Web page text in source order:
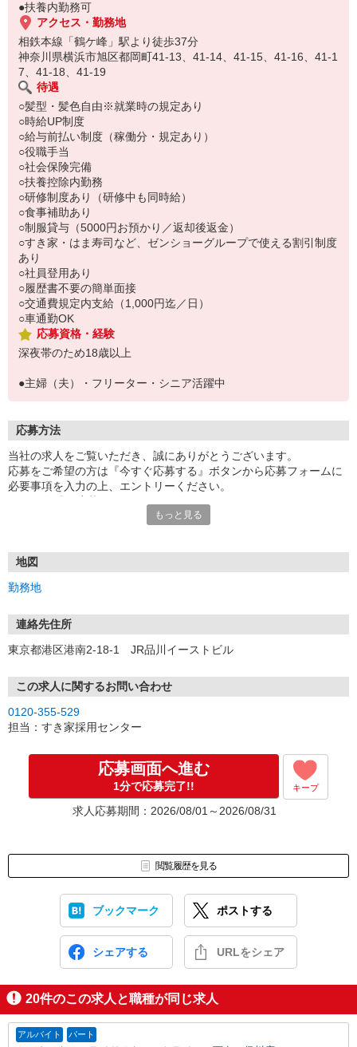
●扶養内勤務可
アクセス・勤務地
相鉄本線「鶴ケ峰」駅より徒歩37分
神奈川県横浜市旭区都岡町41-13、41-14、41-15、41-16、41-1
7、41-18、41-19
待遇
○髪型・髪色自由※就業時の規定あり
○時給UP制度
○給与前払い制度（稼働分・規定あり）
○役職手当
○社会保険完備
○扶養控除内勤務
○研修制度あり（研修中も同時給）
○食事補助あり
○制服貸与（5000円お預かり／返却後返金）
○すき家・はま寿司など、ゼンショーグループで使える割引制度
あり
○社員登用あり
○履歴書不要の簡単面接
○交通費規定内支給（1,000円迄／日）
○車通勤OK
応募資格・経験
深夜帯のため18歳以上
●主婦（夫）・フリーター・シニア活躍中
応募方法
当社の求人をご覧いただき、誠にありがとうございます。
応募をご希望の方は『今すぐ応募する』ボタンから応募フォームに
必要事項を入力の上、エントリーください。
号」など
もっと見る
地図
勤務地
連絡先住所
東京都港区港南2-18-1 JR品川イーストビル
この求人に関するお問い合わせ
0120-355-529
担当：すき家採用センター
応募画面へ進む
1分で応募完了!! キープ
求人応募期間：2026/08/01～2026/08/31
閲覧履歴を見る
ブックマーク ポストする
シェアする URLをシェア
20件のこの求人と職種が同じ求人
アルバイト パート